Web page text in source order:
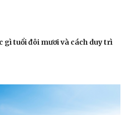
gì tuổi đôi mươi và cách duy trì